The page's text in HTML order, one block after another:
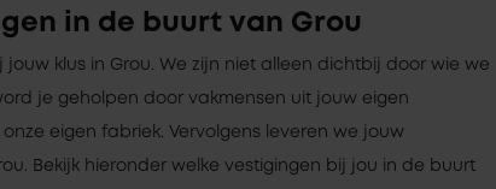
in de buurt van Grou
klus in Grou. We zijn niet alleen dichtbij door wie we
je geholpen door vakmensen uit jouw eigen
eigen fabriek. Vervolgens leveren we jouw
Bekijk hieronder welke vestigingen bij jou in de buurt